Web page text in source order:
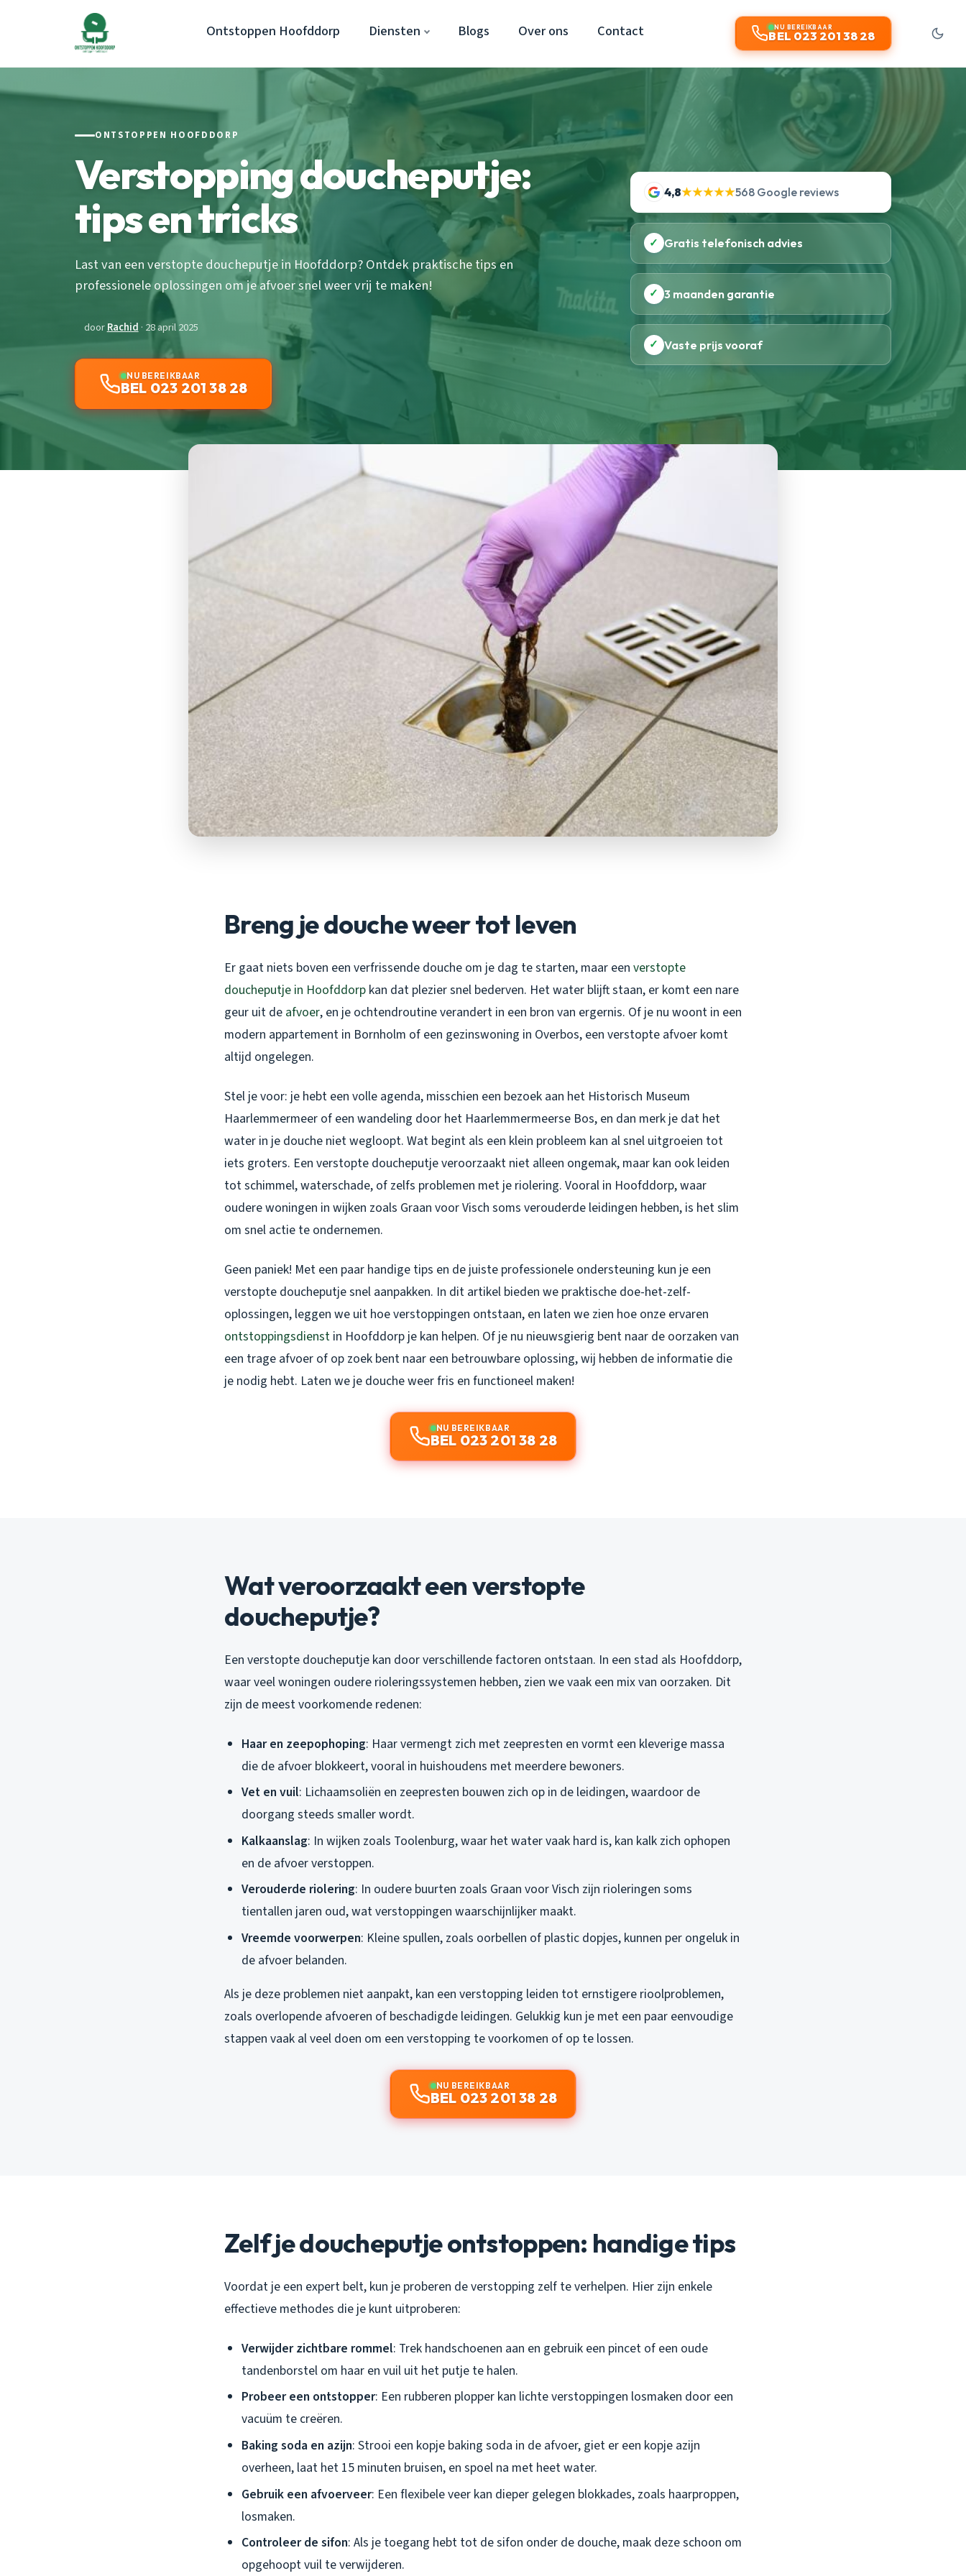
Ontstoppen Hoofddorp Diensten Blogs Over ons Contact NU BEREIKBAAR
BEL 023 201 38 28
ONTSTOPPEN HOOFDDORP
Verstopping doucheputje:
tips en tricks
Last van een verstopte doucheputje in Hoofddorp? Ontdek praktische tips en
professionele oplossingen om je afvoer snel weer vrij te maken!
doorRachid · 28 april 2025
NU BEREIKBAAR
BEL 023 201 38 28
4,8★★★★★568 Google reviews
✓ Gratis telefonisch advies
✓ 3 maanden garantie
✓ Vaste prijs vooraf
Breng je douche weer tot leven
Er gaat niets boven een verfrissende douche om je dag te starten, maar een verstopte
doucheputje in Hoofddorp kan dat plezier snel bederven. Het water blijft staan, er komt een nare
geur uit de afvoer, en je ochtendroutine verandert in een bron van ergernis. Of je nu woont in een
modern appartement in Bornholm of een gezinswoning in Overbos, een verstopte afvoer komt
altijd ongelegen.
Stel je voor: je hebt een volle agenda, misschien een bezoek aan het Historisch Museum
Haarlemmermeer of een wandeling door het Haarlemmermeerse Bos, en dan merk je dat het
water in je douche niet wegloopt. Wat begint als een klein probleem kan al snel uitgroeien tot
iets groters. Een verstopte doucheputje veroorzaakt niet alleen ongemak, maar kan ook leiden
tot schimmel, waterschade, of zelfs problemen met je riolering. Vooral in Hoofddorp, waar
oudere woningen in wijken zoals Graan voor Visch soms verouderde leidingen hebben, is het slim
om snel actie te ondernemen.
Geen paniek! Met een paar handige tips en de juiste professionele ondersteuning kun je een
verstopte doucheputje snel aanpakken. In dit artikel bieden we praktische doe-het-zelf-
oplossingen, leggen we uit hoe verstoppingen ontstaan, en laten we zien hoe onze ervaren
ontstoppingsdienst in Hoofddorp je kan helpen. Of je nu nieuwsgierig bent naar de oorzaken van
een trage afvoer of op zoek bent naar een betrouwbare oplossing, wij hebben de informatie die
je nodig hebt. Laten we je douche weer fris en functioneel maken!
NU BEREIKBAAR
BEL 023 201 38 28
Wat veroorzaakt een verstopte
doucheputje?
Een verstopte doucheputje kan door verschillende factoren ontstaan. In een stad als Hoofddorp,
waar veel woningen oudere rioleringssystemen hebben, zien we vaak een mix van oorzaken. Dit
zijn de meest voorkomende redenen:
Haar en zeepophoping: Haar vermengt zich met zeepresten en vormt een kleverige massa
die de afvoer blokkeert, vooral in huishoudens met meerdere bewoners.
Vet en vuil: Lichaamsoliën en zeepresten bouwen zich op in de leidingen, waardoor de
doorgang steeds smaller wordt.
Kalkaanslag: In wijken zoals Toolenburg, waar het water vaak hard is, kan kalk zich ophopen
en de afvoer verstoppen.
Verouderde riolering: In oudere buurten zoals Graan voor Visch zijn rioleringen soms
tientallen jaren oud, wat verstoppingen waarschijnlijker maakt.
Vreemde voorwerpen: Kleine spullen, zoals oorbellen of plastic dopjes, kunnen per ongeluk in
de afvoer belanden.
Als je deze problemen niet aanpakt, kan een verstopping leiden tot ernstigere rioolproblemen,
zoals overlopende afvoeren of beschadigde leidingen. Gelukkig kun je met een paar eenvoudige
stappen vaak al veel doen om een verstopping te voorkomen of op te lossen.
NU BEREIKBAAR
BEL 023 201 38 28
Zelf je doucheputje ontstoppen: handige tips
Voordat je een expert belt, kun je proberen de verstopping zelf te verhelpen. Hier zijn enkele
effectieve methodes die je kunt uitproberen:
Verwijder zichtbare rommel: Trek handschoenen aan en gebruik een pincet of een oude
tandenborstel om haar en vuil uit het putje te halen.
Probeer een ontstopper: Een rubberen plopper kan lichte verstoppingen losmaken door een
vacuüm te creëren.
Baking soda en azijn: Strooi een kopje baking soda in de afvoer, giet er een kopje azijn
overheen, laat het 15 minuten bruisen, en spoel na met heet water.
Gebruik een afvoerveer: Een flexibele veer kan dieper gelegen blokkades, zoals haarproppen,
losmaken.
Controleer de sifon: Als je toegang hebt tot de sifon onder de douche, maak deze schoon om
opgehoopt vuil te verwijderen.